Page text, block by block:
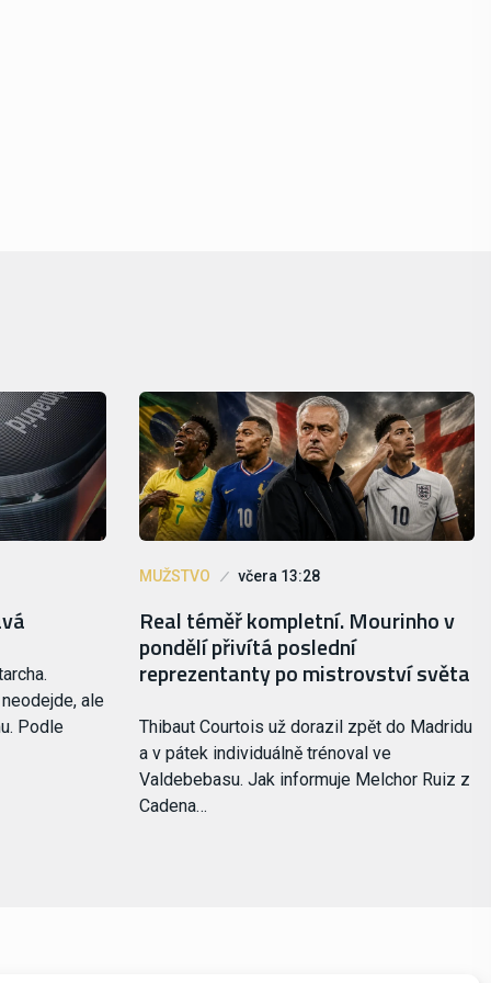
ale
Podle
MUŽSTVO včera 13:28
Real téměř kompletní. Mourinho v
pondělí přivítá poslední
reprezentanty po mistrovství světa
Thibaut Courtois už dorazil zpět do Madridu
a v pátek individuálně trénoval ve
Valdebebasu. Jak informuje Melchor Ruiz z
Cadena…